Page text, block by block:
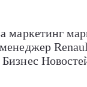
маркетинг
менеджер
Бизнес